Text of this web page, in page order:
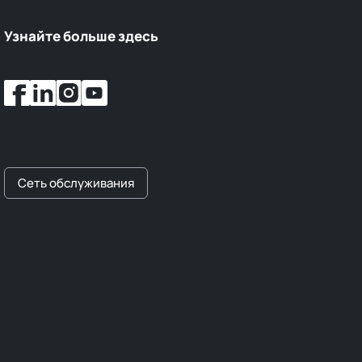
Узнайте больше здесь
Сеть обслуживания